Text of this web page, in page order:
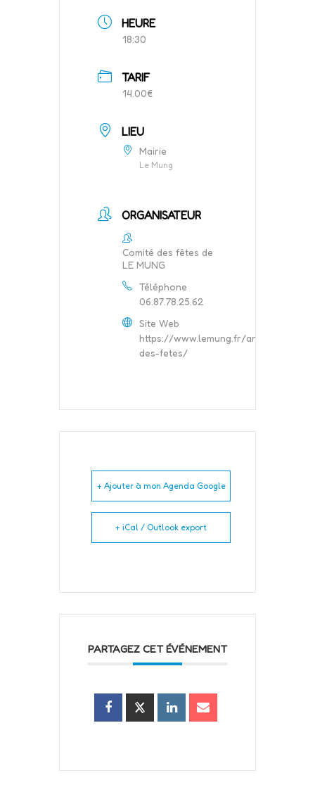
HEURE
18:30
TARIF
14.00€
LIEU
Mairie
Le Mung
ORGANISATEUR
Comité des fêtes de
LE MUNG
Téléphone
06.87.78.25.62
Site Web
https://www.lemung.fr/annuaire/
des-fetes/
+ Ajouter à mon Agenda Google
+ iCal / Outlook export
PARTAGEZ CET ÉVÉNEMENT